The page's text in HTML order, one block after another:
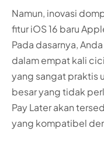
Namun, inovasi
fitur iOS 16 baru
Pada dasarnya,
dalam empat kali
yang sangat praktis
besar yang tidak
Pay Later akan
yang kompatibel